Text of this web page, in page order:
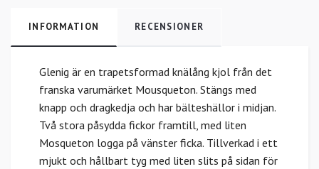
INFORMATION RECENSIONER
Glenig är en trapetsformad knälång kjol från det
franska varumärket Mousqueton. Stängs med
knapp och dragkedja och har bälteshällor i midjan.
Två stora påsydda fickor framtill, med liten
Mosqueton logga på vänster ficka. Tillverkad i ett
mjukt och hållbart tyg med liten slits på sidan för